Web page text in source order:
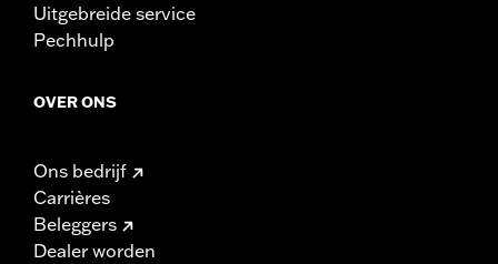
Uitgebreide service
Pechhulp
OVER ONS
Ons bedrijf
Carrières
Beleggers
Dealer worden